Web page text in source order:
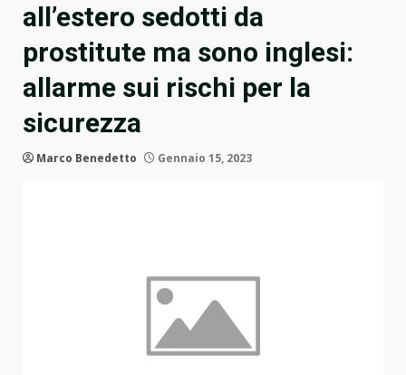
all’estero sedotti da
prostitute ma sono inglesi:
allarme sui rischi per la
sicurezza
Marco Benedetto Gennaio 15, 2023